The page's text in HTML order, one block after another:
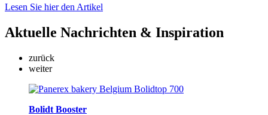
Lesen Sie hier den Artikel
Aktuelle Nachrichten & Inspiration
zurück
weiter
Bolidt Booster